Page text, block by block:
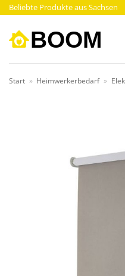
Zum
springen
Beliebte Produkte aus Sachsen
Start » Heimwerkerbedarf »